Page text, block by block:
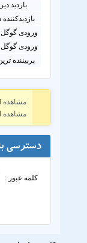
بازدید
بازدیدکننده
ورودی گوگل
ورودی گوگل
پربیننده
مشاهده
مشاهده
دسترسی
کلمه عبور :